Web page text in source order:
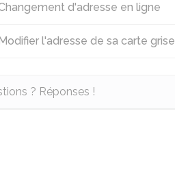
d'adresse en ligne
l'adresse de sa carte grise
? Réponses !